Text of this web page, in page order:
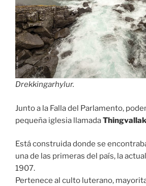
Drekkingarhylur.
Junto a la Falla del Parlamento,
pequeña iglesia llamada
Está construida donde se
una de las primeras del país, la
1907.
Pertenece al culto luterano,